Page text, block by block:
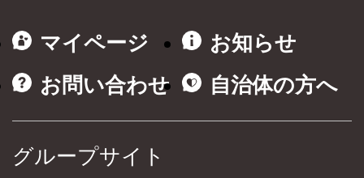
マイページ
お知らせ
お問い合わせ
自治体の方へ
グループサイト